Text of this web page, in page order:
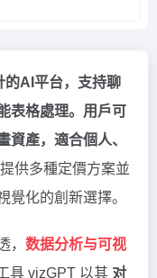
的AI平台，支持聊
表格處理。 用戶可
資產，適合個人、
提供多種定價方案並
覺化的創新選擇。
， 数据分析与可视
具 vizGPT 以其 对